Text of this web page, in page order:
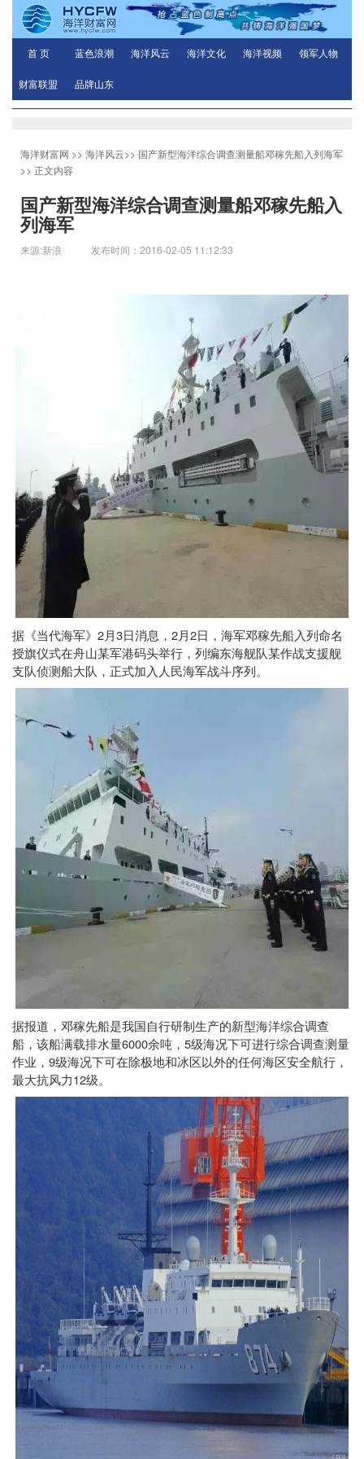
首 页 蓝色浪潮 海洋风云 海洋文化 海洋视频 领军人物
财富联盟 品牌山东
海洋财富网 >> 海洋风云>> 国产新型海洋综合调查测量船邓稼先船入列海军
>> 正文内容
国产新型海洋综合调查测量船邓稼先船入
列海军
来源:新浪 发布时间：2016-02-05 11:12:33
据《当代海军》 2月 3日消息， 2月 2日，海军邓稼先船入列命名
授旗仪式在舟山某军港码头举行，列编东海舰队某作战支援舰
支队侦测船大队，正式加入人民海军战斗序列。
据报道，邓稼先船是我国自行研制生产的新型海洋综合调查
船，该船满载排水量6000余吨， 5级海况下可进行综合调查测量
作业， 9级海况下可在除极地和冰区以外的任何海区安全航行，
最大抗风力12级。